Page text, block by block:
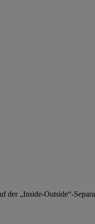
der „Inside-Outside“-